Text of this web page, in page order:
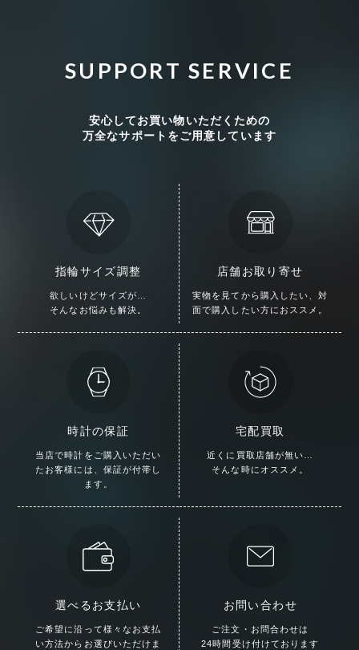
SUPPORT SERVICE
安心してお買い物いただくための
万全なサポートをご用意しています
指輪サイズ調整
欲しいけどサイズが…
そんなお悩みも解決。
店舗お取り寄せ
実物を見てから購入したい、対
面で購入したい方におススメ。
時計の保証
当店で時計をご購入いただい
た お客様には、保証が付帯し
ます。
宅配買取
近くに買取店舗が無い…
そんな時にオススメ。
選べるお支払い
ご希望に沿って様々な お支払
い方法からお選びいただけま
お問い合わせ
ご注文・お問合わせは
24時間受け付けております